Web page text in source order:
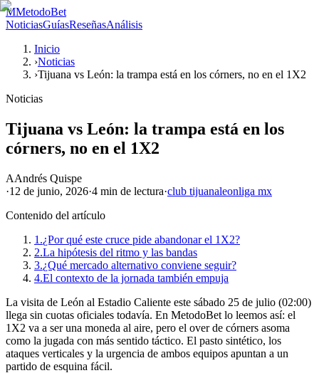
MMetodoBet
NoticiasGuíasReseñasAnálisis
Inicio
›Noticias
›Tijuana vs León: la trampa está en los córners, no en el 1X2
Noticias
Tijuana vs León: la trampa está en los
córners, no en el 1X2
AAndrés Quispe
·12 de junio, 2026·4 min de lectura·club tijuanaleonliga mx
Contenido del artículo
1.¿Por qué este cruce pide abandonar el 1X2?
2.La hipótesis del ritmo y las bandas
3.¿Qué mercado alternativo conviene seguir?
4.El contexto de la jornada también empuja
La visita de León al Estadio Caliente este sábado 25 de julio (02:00)
llega sin cuotas oficiales todavía. En MetodoBet lo leemos así: el
1X2 va a ser una moneda al aire, pero el over de córners asoma
como la jugada con más sentido táctico. El pasto sintético, los
ataques verticales y la urgencia de ambos equipos apuntan a un
partido de esquina fácil.